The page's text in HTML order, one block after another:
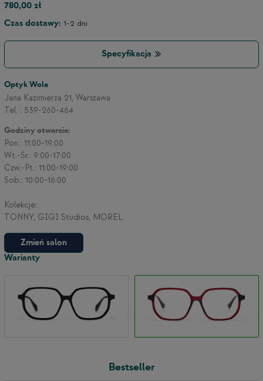
780,00 zł
Czas dostawy: 1-2 dni
Specyfikacja
Optyk Wola
Jana Kazimierza 21, Warszawa
Tel. : 539-260-464
Godziny otwarcia:
Zmień salon
Pon.: 11:00-19:00
Wt.-Śr.: 9:00-17:00
Czw.-Pt.: 11:00-19:00
Sob.: 10:00-16:00
Kolekcje:
TONNY, GIGI Studios, MOREL
Warianty
Bestseller